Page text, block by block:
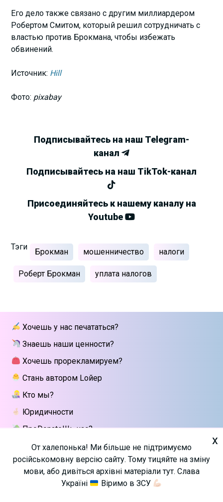
Его дело также связано с другим миллиардером
Робертом Смитом, который решил сотрудничать с
властью против Брокмана, чтобы избежать
обвинений.
Источник: Hill
Фото: pixabay
Подписывайтесь на наш Telegram-
канал
Подписывайтесь на наш TikTok-канал
Присоединяйтесь к нашему каналу на
Youtube
Тэги
Брокман мошенничество налоги
Роберт Брокман уплата налогов
x
От халепонька! Ми більше не підтримуємо
російськомовну версію сайту. Тому тицяйте на зміну
мови, або дивіться архівні матеріали тут. Слава
Україні
Віримо в ЗСУ
Хочешь у нас печататься?
Знаешь наши ценности?
Хочешь прорекламируем?
Стань автором Lойер
Кто мы?
Юридичности
ПроDonateШь нас?
Напиши мне